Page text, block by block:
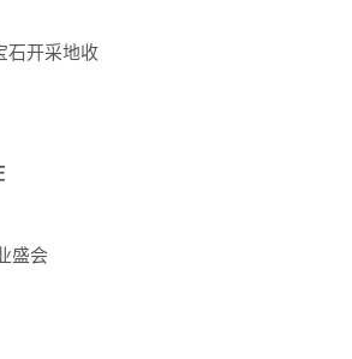
石开采地收
盛会